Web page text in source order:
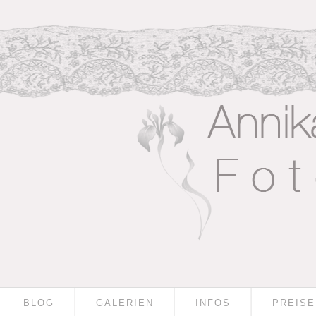
BLOG GALERIEN INFOS PREISE